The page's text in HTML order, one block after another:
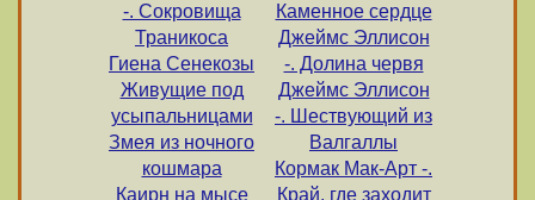
-. Сокровища
Траникоса
Гиена Сенекозы
Живущие под
усыпальницами
Змея из ночного
кошмара
Каирн на мысе
Каменное сердце
Джеймс Эллисон
-. Долина червя
Джеймс Эллисон
-. Шествующий из
Валгаллы
Кормак Мак-Арт -.
Край, где заходит